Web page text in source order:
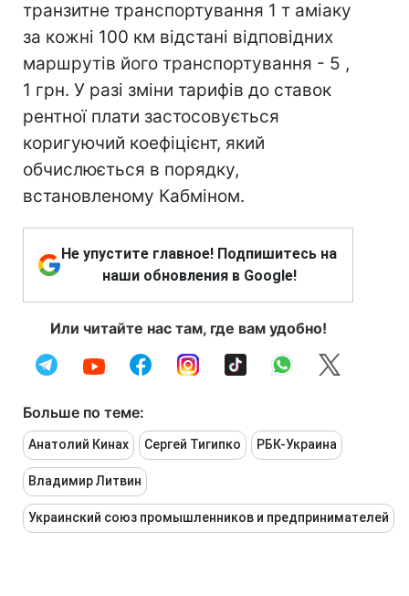
транзитне транспортування 1 т аміаку
за кожні 100 км відстані відповідних
маршрутів його транспортування - 5 ,
1 грн. У разі зміни тарифів до ставок
рентної плати застосовується
коригуючий коефіцієнт, який
обчислюється в порядку,
встановленому Кабміном.
Не упустите главное! Подпишитесь на
наши обновления в Google!
Или читайте нас там, где вам удобно!
Больше по теме:
Анатолий Кинах Сергей Тигипко РБК-Украина
Владимир Литвин
Украинский союз промышленников и предпринимателей